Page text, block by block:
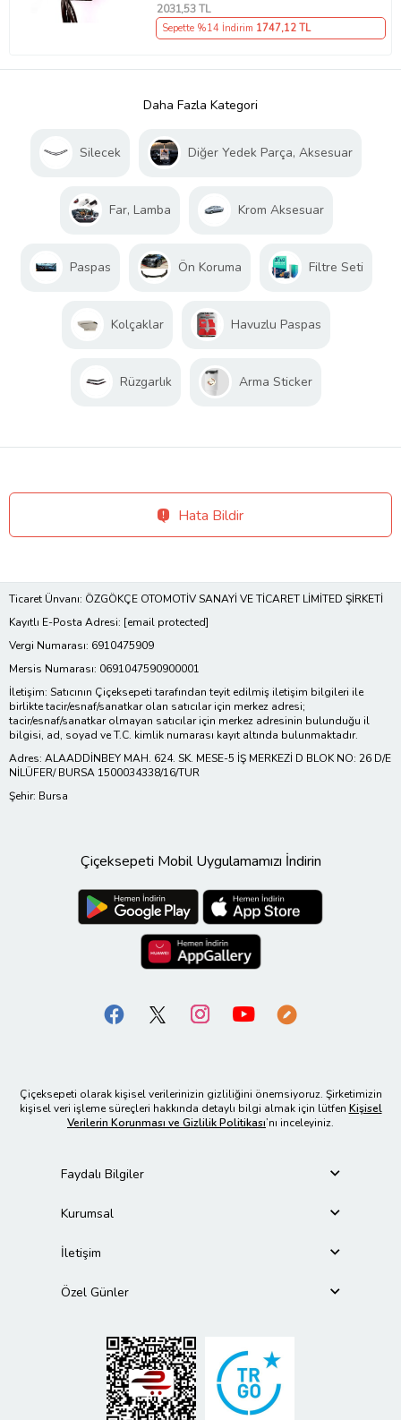
2031,53 TL
Sepette %14 İndirim 1747,12 TL
Daha Fazla Kategori
Silecek Diğer Yedek Parça, Aksesuar
Far, Lamba Krom Aksesuar
Paspas Ön Koruma Filtre Seti
Kolçaklar Havuzlu Paspas
Rüzgarlık Arma Sticker
Hata Bildir
Ticaret Ünvanı: ÖZGÖKÇE OTOMOTİV SANAYİ VE TİCARET LİMİTED ŞİRKETİ
Kayıtlı E-Posta Adresi: [email protected]
Vergi Numarası: 6910475909
Mersis Numarası: 0691047590900001
İletişim: Satıcının Çiçeksepeti tarafından teyit edilmiş iletişim bilgileri ile
birlikte tacir/esnaf/sanatkar olan satıcılar için merkez adresi;
tacir/esnaf/sanatkar olmayan satıcılar için merkez adresinin bulunduğu il
bilgisi, ad, soyad ve T.C. kimlik numarası kayıt altında bulunmaktadır.
Adres: ALAADDİNBEY MAH. 624. SK. MESE-5 İŞ MERKEZİ D BLOK NO: 26 D/E
NİLÜFER/ BURSA 1500034338/16/TUR
Şehir: Bursa
Çiçeksepeti Mobil Uygulamamızı İndirin
Çiçeksepeti olarak kişisel verilerinizin gizliliğini önemsiyoruz. Şirketimizin
kişisel veri işleme süreçleri hakkında detaylı bilgi almak için lütfen Kişisel
Verilerin Korunması ve Gizlilik Politikası’nı inceleyiniz.
Faydalı Bilgiler
Kurumsal
İletişim
Özel Günler